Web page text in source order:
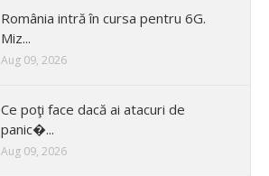
România intră în cursa pentru 6G.
Miz...
Aug 09, 2026
Ce poţi face dacă ai atacuri de
panic�...
Aug 09, 2026